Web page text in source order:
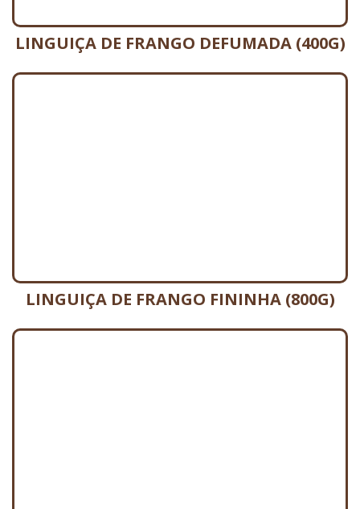
LINGUIÇA DE FRANGO DEFUMADA (400G)
LINGUIÇA DE FRANGO FININHA (800G)